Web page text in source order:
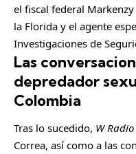
el fiscal federal
la Florida y el agente
Investigaciones de
Las
depredador
Colombia
Tras lo sucedido, W Radio
Correa, así como a las